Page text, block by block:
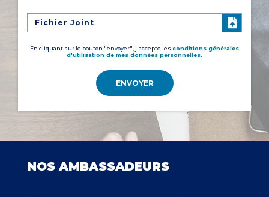
Fichier Joint
En cliquant sur le bouton "envoyer", j'accepte les conditions générales
d'utilisation de mes données personnelles.
ENVOYER
NOS AMBASSADEURS